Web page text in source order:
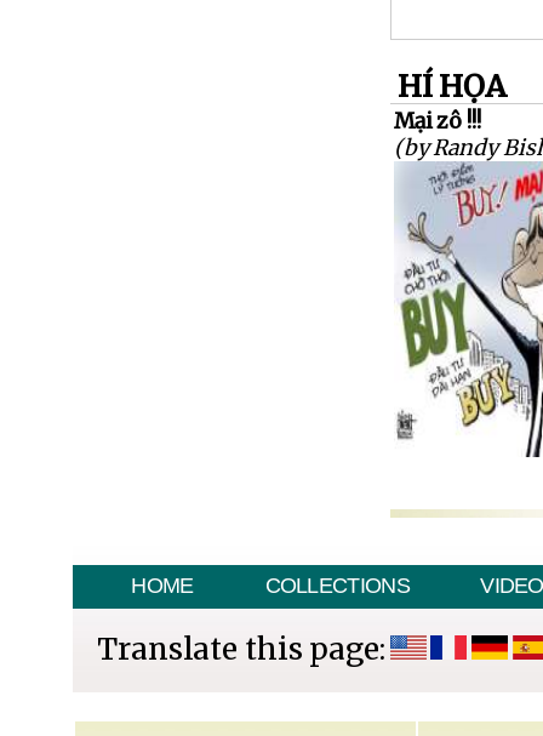
HÍ HỌA
Mại zô !!!
(by Randy
HOME COLLECTIONS VIDEO
Translate this page: